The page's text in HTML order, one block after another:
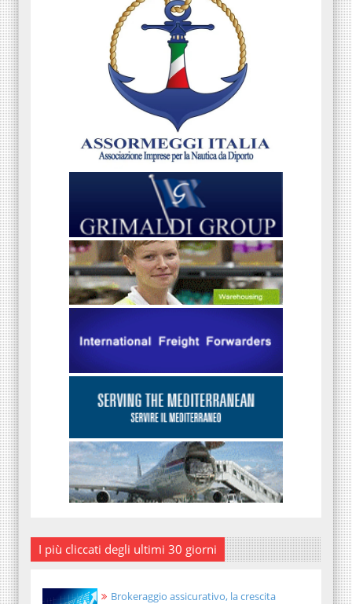
I più cliccati degli ultimi 30 giorni
Brokeraggio assicurativo, la crescita